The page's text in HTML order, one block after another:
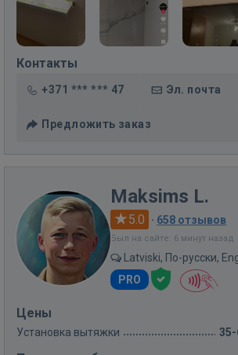
Контакты
+371 *** *** 47 Эл. почта
Предложить заказ
Maksims L.
5.0 · 658 отзывов
Был на сайте: 6 минут назад
Latviski, По-русски,
PRO
Цены
Установка вытяжки